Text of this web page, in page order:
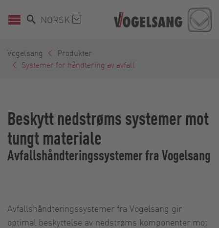
NORSK
Vogelsang
Produkter
Systemer for håndtering av avfall
Beskytt nedstrøms systemer mot
tungt materiale
Avfallshåndteringssystemer fra Vogelsang
Avfallshåndteringssystemer fra Vogelsang gir
optimal beskyttelse av nedstrøms komponenter mot